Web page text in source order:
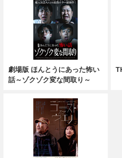
劇場版 ほんとうにあった怖い
話～ゾクゾク変な間取り～